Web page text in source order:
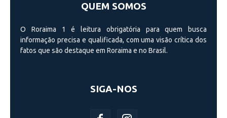
QUEM SOMOS
O Roraima 1 é leitura obrigatória para quem busca
informação precisa e qualificada, com uma visão crí­tica dos
fatos que são destaque em Roraima e no Brasil.
SIGA-NOS